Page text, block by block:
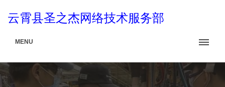
云霄县圣之杰网络技术服务部
MENU